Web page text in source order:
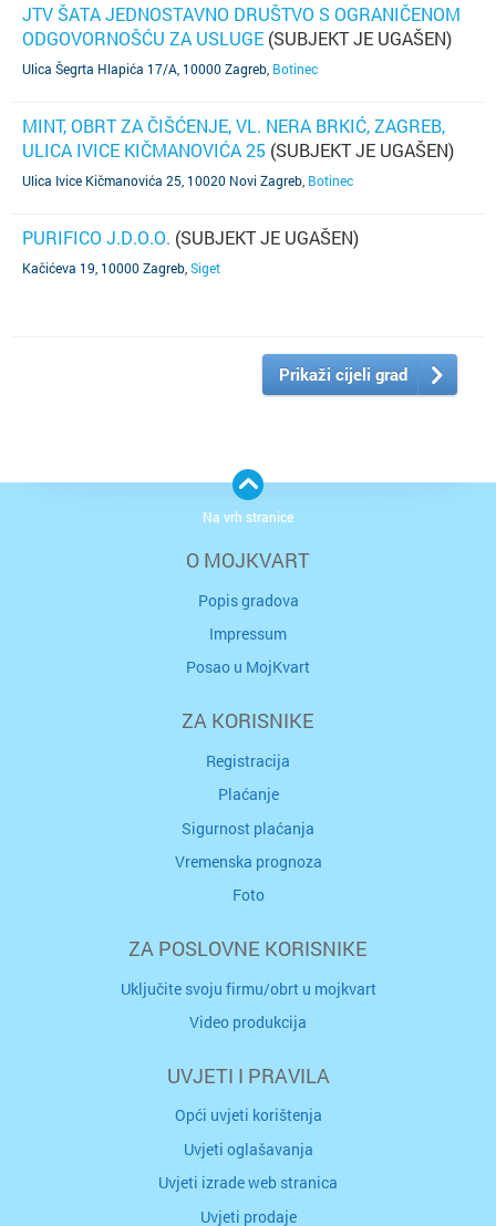
JTV ŠATA JEDNOSTAVNO DRUŠTVO S OGRANIČENOM
ODGOVORNOŠĆU ZA USLUGE (SUBJEKT JE UGAŠEN)
Ulica Šegrta Hlapića 17/A, 10000 Zagreb Botinec
MINT, OBRT ZA ČIŠĆENJE, VL. NERA BRKIĆ, ZAGREB,
ULICA IVICE KIČMANOVIĆA 25 (SUBJEKT JE UGAŠEN)
Ulica Ivice Kičmanovića 25, 10020 Novi Zagreb Botinec
PURIFICO J.D.O.O. (SUBJEKT JE UGAŠEN)
Kačićeva 19, 10000 Zagreb Siget
Prikaži cijeli grad
O MOJKVART
Popis gradova
Impressum
Posao u MojKvart
ZA KORISNIKE
Registracija
Plaćanje
Sigurnost plaćanja
Vremenska prognoza
Foto
ZA POSLOVNE KORISNIKE
Uključite svoju firmu/obrt u mojkvart
Video produkcija
UVJETI I PRAVILA
Opći uvjeti korištenja
Uvjeti oglašavanja
Uvjeti izrade web stranica
Uvjeti prodaje
Na vrh stranice